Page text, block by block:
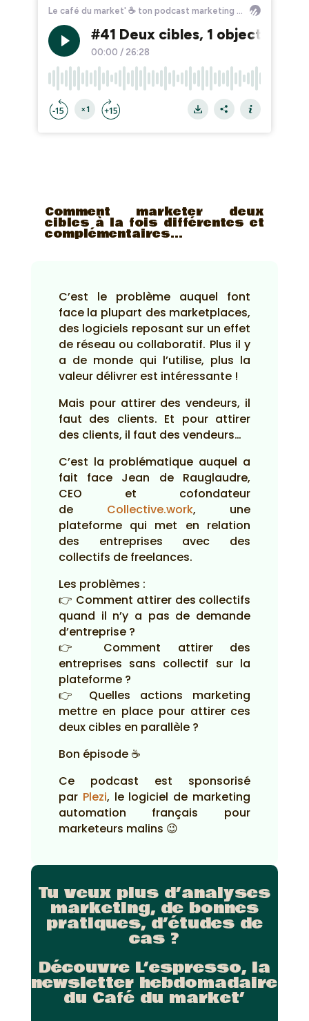
Comment marketer deux
cibles à la fois différentes et
complémentaires…
C’est le problème auquel font
face la plupart des marketplaces,
des logiciels reposant sur un effet
de réseau ou collaboratif. Plus il y
a de monde qui l’utilise, plus la
valeur délivrer est intéressante !
Mais pour attirer des vendeurs, il
faut des clients. Et pour attirer
des clients, il faut des vendeurs…
C’est la problématique auquel a
fait face Jean de Rauglaudre,
CEO et cofondateur
de Collective.work, une
plateforme qui met en relation
des entreprises avec des
collectifs de freelances.
Les problèmes :
👉 Comment attirer des collectifs
quand il n’y a pas de demande
d’entreprise ?
👉 Comment attirer des
entreprises sans collectif sur la
plateforme ?
👉 Quelles actions marketing
mettre en place pour attirer ces
deux cibles en parallèle ?
Bon épisode ☕
Ce podcast est sponsorisé
par Plezi, le logiciel de marketing
automation français pour
marketeurs malins 😉
Tu veux plus d’analyses
marketing, de bonnes
pratiques, d’études de
cas ?
Découvre L’espresso, la
newsletter hebdomadaire
du Café du market’